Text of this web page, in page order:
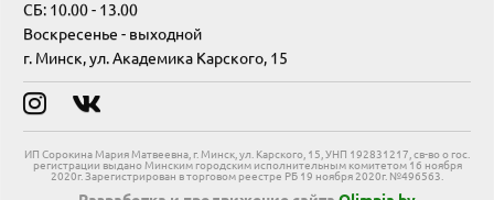
СБ: 10.00 - 13.00
Воскресенье - выходной
г. Минск, ул. Академика Карского, 15
ИП Сорокина Мария Матвеевна, г. Минск, ул. Карского, 15, УНП 192831217, св-во о гос.
регистрации выдано Минским городским исполнительным комитетом 16 ноября
2020г. Зарегистрирован в торговом реестре РБ 19 ноября 2020г. №496563.